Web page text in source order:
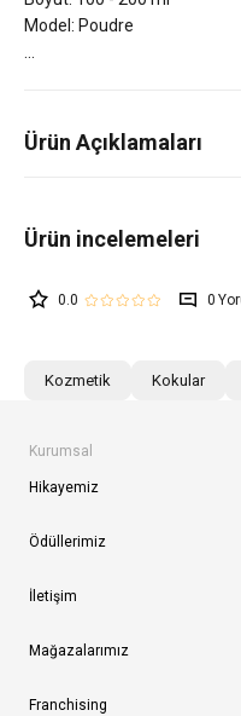
Model: Poudre
Ürün Açıklamaları
0.0 0
Kozmetik Kokular
Kurumsal
Hikayemiz
Ödüllerimiz
İletişim
Mağazalarımız
Franchising